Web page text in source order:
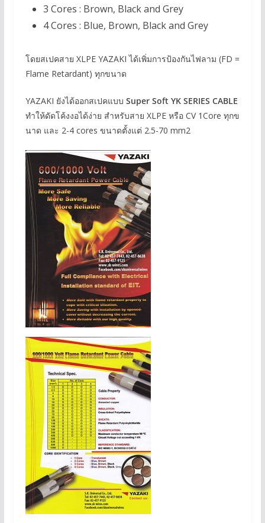
3 Cores : Brown, Black and Grey
4 Cores : Blue, Brown, Black and Grey
โดยสเปคสาย XLPE YAZAKI ได้เพิ่มการป้องกันไฟลาม (FD =
Flame Retardant) ทุกขนาด
YAZAKI ยังได้ออกสเปคแบบ Super Soft YK SERIES CABLE
ทำให้ดัดโค้งงอได้ง่าย สำหรับสาย XLPE หรือ CV 1Core ทุกข
นาด และ 2-4 cores ขนาดตั้งแต่ 2.5-70 mm2